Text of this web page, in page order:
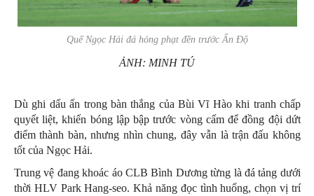
Quế Ngọc Hải đá hỏng phạt đền trước Ấn Độ
ẢNH: MINH TÚ
Dù ghi dấu ấn trong bàn thắng của Bùi Vĩ Hào khi tranh chấp
quyết liệt, khiến bóng lập bập trước vòng cấm để đồng đội dứt
điểm thành bàn, nhưng nhìn chung, đây vẫn là trận đấu không
tốt của Ngọc Hải.
Trung vệ đang khoác áo CLB Bình Dương từng là đá tảng dưới
thời HLV Park Hang-seo. Khả năng đọc tình huống, chọn vị trí